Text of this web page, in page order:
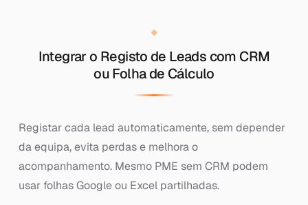
Integrar o Registo de Leads com CRM
ou Folha de Cálculo
Registar cada lead automaticamente, sem depender
da equipa, evita perdas e melhora o
acompanhamento. Mesmo PME sem CRM podem
usar folhas Google ou Excel partilhadas.